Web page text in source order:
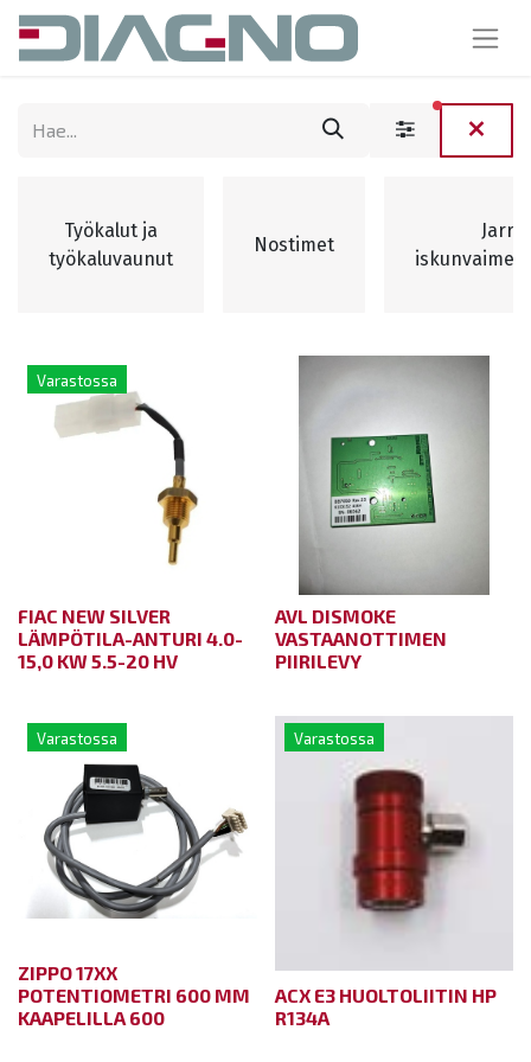
Työkalut ja
työkaluvaunut
Nostimet
Varastossa
FIAC NEW SILVER
LÄMPÖTILA-ANTURI 4.0-
15,0 KW 5.5-20 HV
AVL DISMOKE
VASTAANOTTIMEN
PIIRILEVY
Varastossa
ZIPPO 17XX
POTENTIOMETRI 600 MM
KAAPELILLA 600
Varastossa
ACX E3 HUOLTOLIITIN HP
R134A